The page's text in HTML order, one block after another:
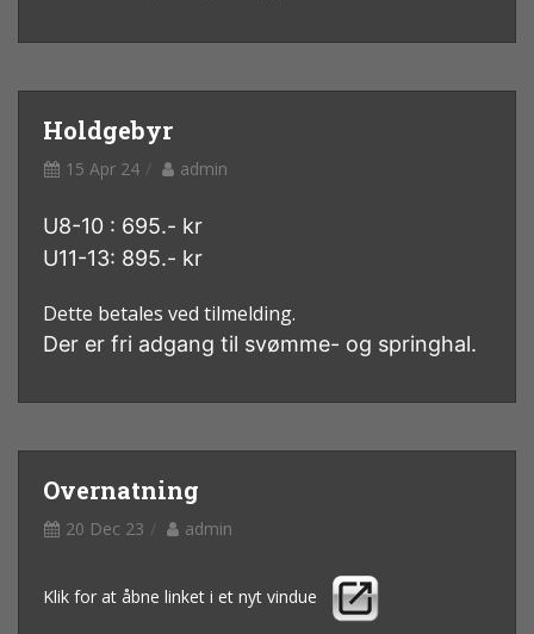
Holdgebyr
15 Apr 24 admin
U8-10 : 695.- kr
U11-13: 895.- kr
Dette betales ved tilmelding.
Der er fri adgang til svømme- og springhal.
Overnatning
20 Dec 23 admin
Klik for at åbne linket i et nyt vindue